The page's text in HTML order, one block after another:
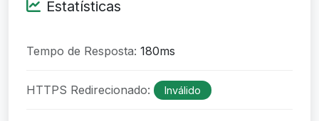
Estatísticas
Tempo de Resposta: 180ms
HTTPS Redirecionado: Inválido